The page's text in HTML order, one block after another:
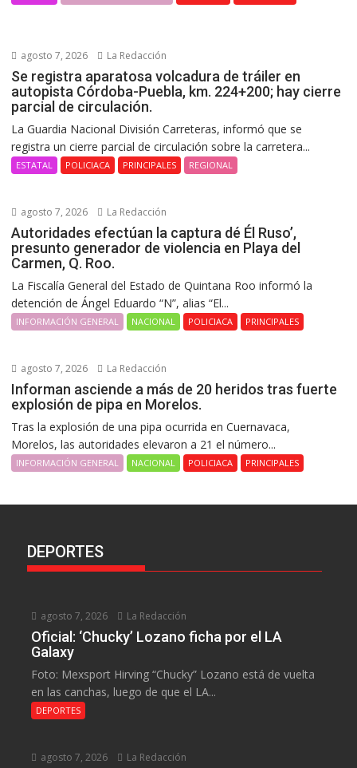
agosto 7, 2026 La Redacción
Se registra aparatosa volcadura de tráiler en
autopista Córdoba-Puebla, km. 224+200; hay cierre
parcial de circulación.
La Guardia Nacional División Carreteras, informó que se
registra un cierre parcial de circulación sobre la carretera...
ESTATAL POLICIACA PRINCIPALES REGIONAL
agosto 7, 2026 La Redacción
Autoridades efectúan la captura dé Él Ruso’,
presunto generador de violencia en Playa del
Carmen, Q. Roo.
La Fiscalía General del Estado de Quintana Roo informó la
detención de Ángel Eduardo “N”, alias “El...
INFORMACIÓN GENERAL NACIONAL POLICIACA PRINCIPALES
agosto 7, 2026 La Redacción
Informan asciende a más de 20 heridos tras fuerte
explosión de pipa en Morelos.
Tras la explosión de una pipa ocurrida en Cuernavaca,
Morelos, las autoridades elevaron a 21 el número...
INFORMACIÓN GENERAL NACIONAL POLICIACA PRINCIPALES
DEPORTES
agosto 7, 2026 La Redacción
Oficial: ‘Chucky’ Lozano ficha por el LA
Galaxy
Foto: Mexsport Hirving “Chucky” Lozano está de vuelta
en las canchas, luego de que el LA...
DEPORTES
agosto 7, 2026 La Redacción